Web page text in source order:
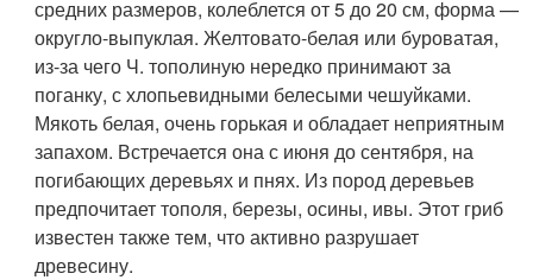
средних размеров, колеблется от 5 до 20 см, форма —
округло-выпуклая. Желтовато-белая или буроватая,
из-за чего Ч. тополиную нередко принимают за
поганку, с хлопьевидными белесыми чешуйками.
Мякоть белая, очень горькая и обладает неприятным
запахом. Встречается она с июня до сентября, на
погибающих деревьях и пнях. Из пород деревьев
предпочитает тополя, березы, осины, ивы. Этот гриб
известен также тем, что активно разрушает
древесину.